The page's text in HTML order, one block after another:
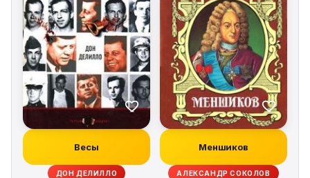
Весы
ДОН ДЕЛИЛЛО
Меншиков
АЛЕКСАНДР СОКОЛОВ